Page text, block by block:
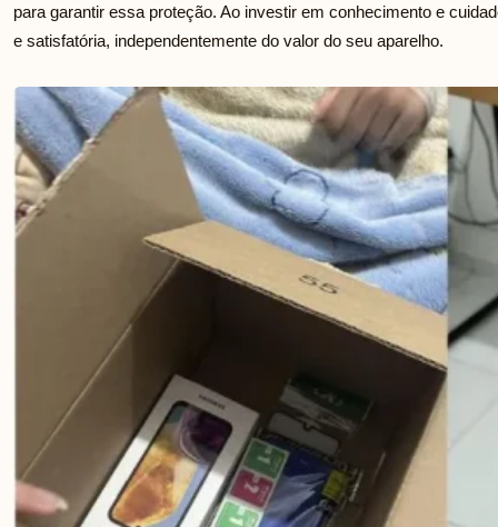
para garantir essa proteção. Ao investir em conhecimento e
e satisfatória, independentemente do valor do seu aparelho.